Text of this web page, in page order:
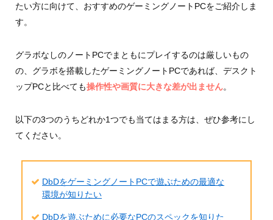
たい方に向けて、おすすめのゲーミングノートPCをご紹介しま
す。
グラボなしのノートPCでまともにプレイするのは厳しいもの
の、グラボを搭載したゲーミングノートPCであれば、デスクト
ップPCと比べても操作性や画質に大きな差が出ません。
以下の3つのうちどれか1つでも当てはまる方は、ぜひ参考にし
てください。
DbDをゲーミングノートPCで遊ぶための最適な
環境が知りたい
DbDを遊ぶために必要なPCのスペックを知りた